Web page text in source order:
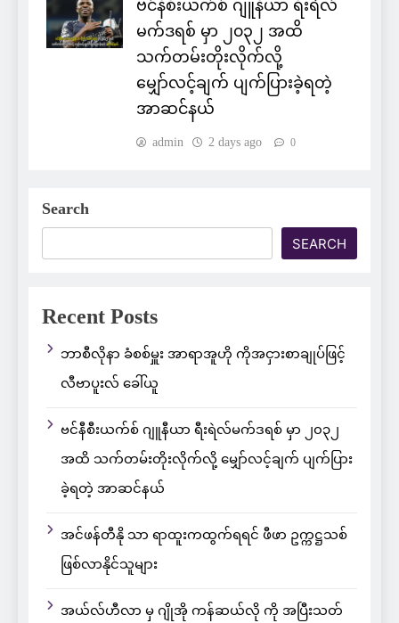
ဗင်နီစီးယက်စ် ဂျူနီယာ ရီးရဲလ်
မက်ဒရစ် မှာ ၂၀၃၂ အထိ
သက်တမ်းတိုးလိုက်လို့
မျှော်လင့်ချက် ပျက်ပြားခဲ့ရတဲ့
အာဆင်နယ်
admin 2 days ago 0
Search
SEARCH
Recent Posts
ဘာစီလိုနာ ခံစစ်မှူး အာရာအူဟို ကိုအငှားစာချုပ်ဖြင့်
လီဗာပူးလ် ခေါ်ယူ
ဗင်နီစီးယက်စ် ဂျူနီယာ ရီးရဲလ်မက်ဒရစ် မှာ ၂၀၃၂
အထိ သက်တမ်းတိုးလိုက်လို့ မျှော်လင့်ချက် ပျက်ပြား
ခဲ့ရတဲ့ အာဆင်နယ်
အင်ဖန်တီနို သာ ရာထူးကထွက်ရရင် ဖီဖာ ဥက္ကဋ္ဌသစ်
ဖြစ်လာနိုင်သူများ
အယ်လ်ဟီလာ မှ ဂျိုအို ကန်ဆယ်လို ကို အပြီးသတ်